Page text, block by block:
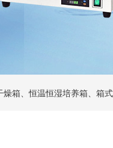
箱、恒温恒湿培养箱、箱